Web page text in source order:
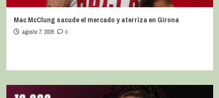
Mac McClung sacude el mercado y aterriza en Girona
agosto 7, 2026 0